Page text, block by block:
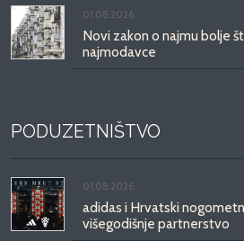
01.08.2026.
Novi zakon o najmu bolje
najmodavce
PODUZETNIŠTVO
01.08.2026.
adidas i Hrvatski
višegodišnje partnerstvo